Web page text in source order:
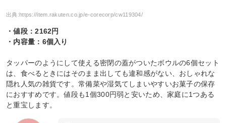
出典: https://item.rakuten.co.jp/e-corecorp/cw119304/
・値段：2162円
・内容量：6個入り
タッパーのようにして使える密閉の蓋がついたボウルの6個セット
は、食べるときにはそのまま出しても違和感がない、おしゃれな
隠れ人気の雑貨です。常備菜や湿気てしまいやすいお菓子の保存
におすすめです。値段も1個300円弱と安いため、家庭に1つある
と重宝します。